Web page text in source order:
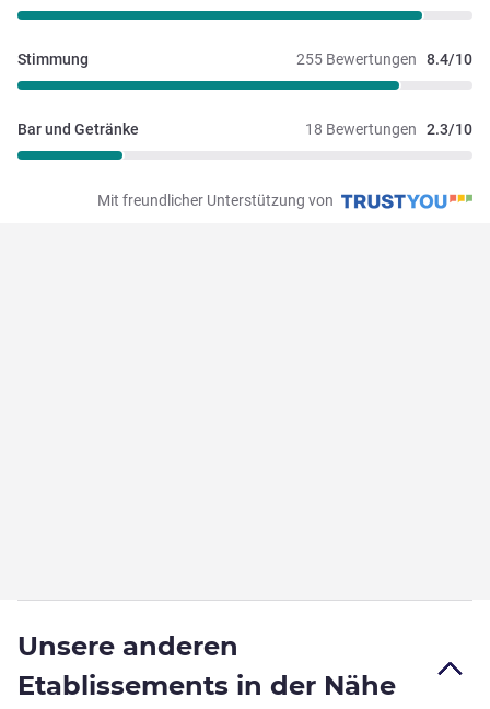
255 Bewertungen 8.4/10
Stimmung
18 Bewertungen 2.3/10
Bar und Getränke
Mit freundlicher Unterstützung von
Unsere anderen
Etablissements in der Nähe